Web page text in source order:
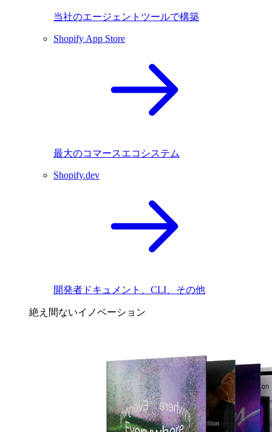
当社のエージェントツールで構築
Shopify App Store
最大のコマースエコシステム
Shopify.dev
開発者ドキュメント、CLI、その他
絶え間ないイノベーション